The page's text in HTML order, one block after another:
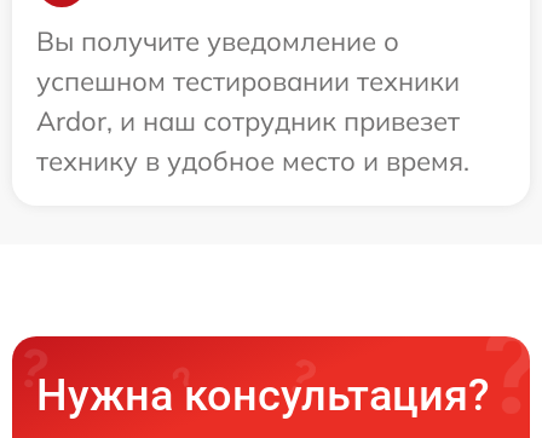
Вы получите уведомление о
успешном тестировании техники
Ardor, и наш сотрудник привезет
технику в удобное место и время.
Нужна консультация?